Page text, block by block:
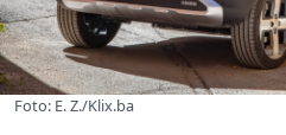
Foto: E. Z./Klix.ba